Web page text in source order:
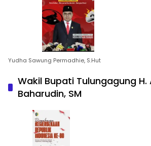
Yudha Sawung Permadhie, S.Hut
Wakil Bupati Tulungagung H.
Baharudin, SM